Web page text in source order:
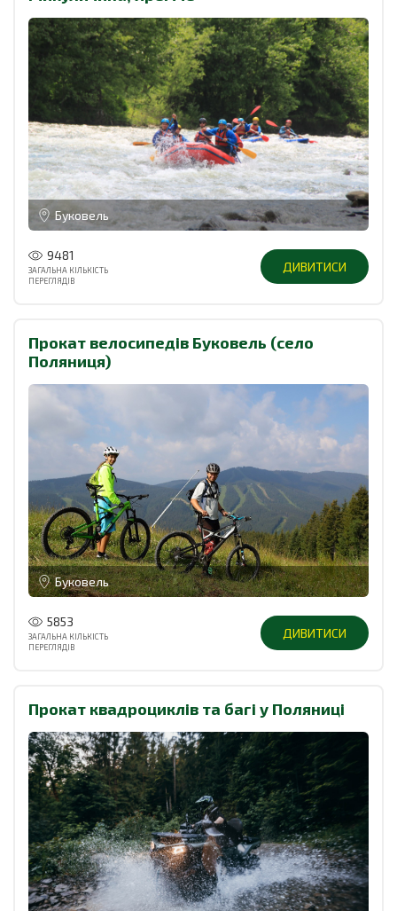
Буковель
9481
ЗАГАЛЬНА КІЛЬКІСТЬ
ПЕРЕГЛЯДІВ
ДИВИТИСИ
Прокат велосипедів Буковель (село
Поляниця)
Буковель
5853
ЗАГАЛЬНА КІЛЬКІСТЬ
ПЕРЕГЛЯДІВ
ДИВИТИСИ
Прокат квадроциклів та багі у Поляниці